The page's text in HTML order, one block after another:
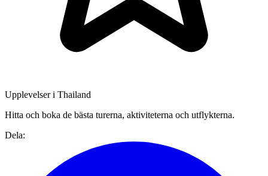
Upplevelser i Thailand
Hitta och boka de bästa turerna, aktiviteterna och utflykterna.
Dela: